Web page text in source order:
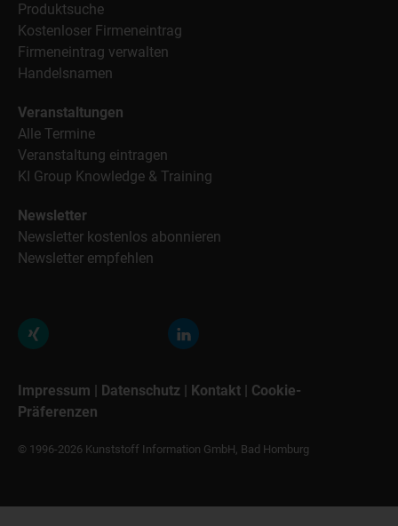
Produktsuche
Kostenloser Firmeneintrag
Firmeneintrag verwalten
Handelsnamen
Veranstaltungen
Alle Termine
Veranstaltung eintragen
KI Group Knowledge & Training
Newsletter
Newsletter kostenlos abonnieren
Newsletter empfehlen
Impressum | Datenschutz | Kontakt | Cookie-
Präferenzen
© 1996-2026 Kunststoff Information GmbH, Bad Homburg